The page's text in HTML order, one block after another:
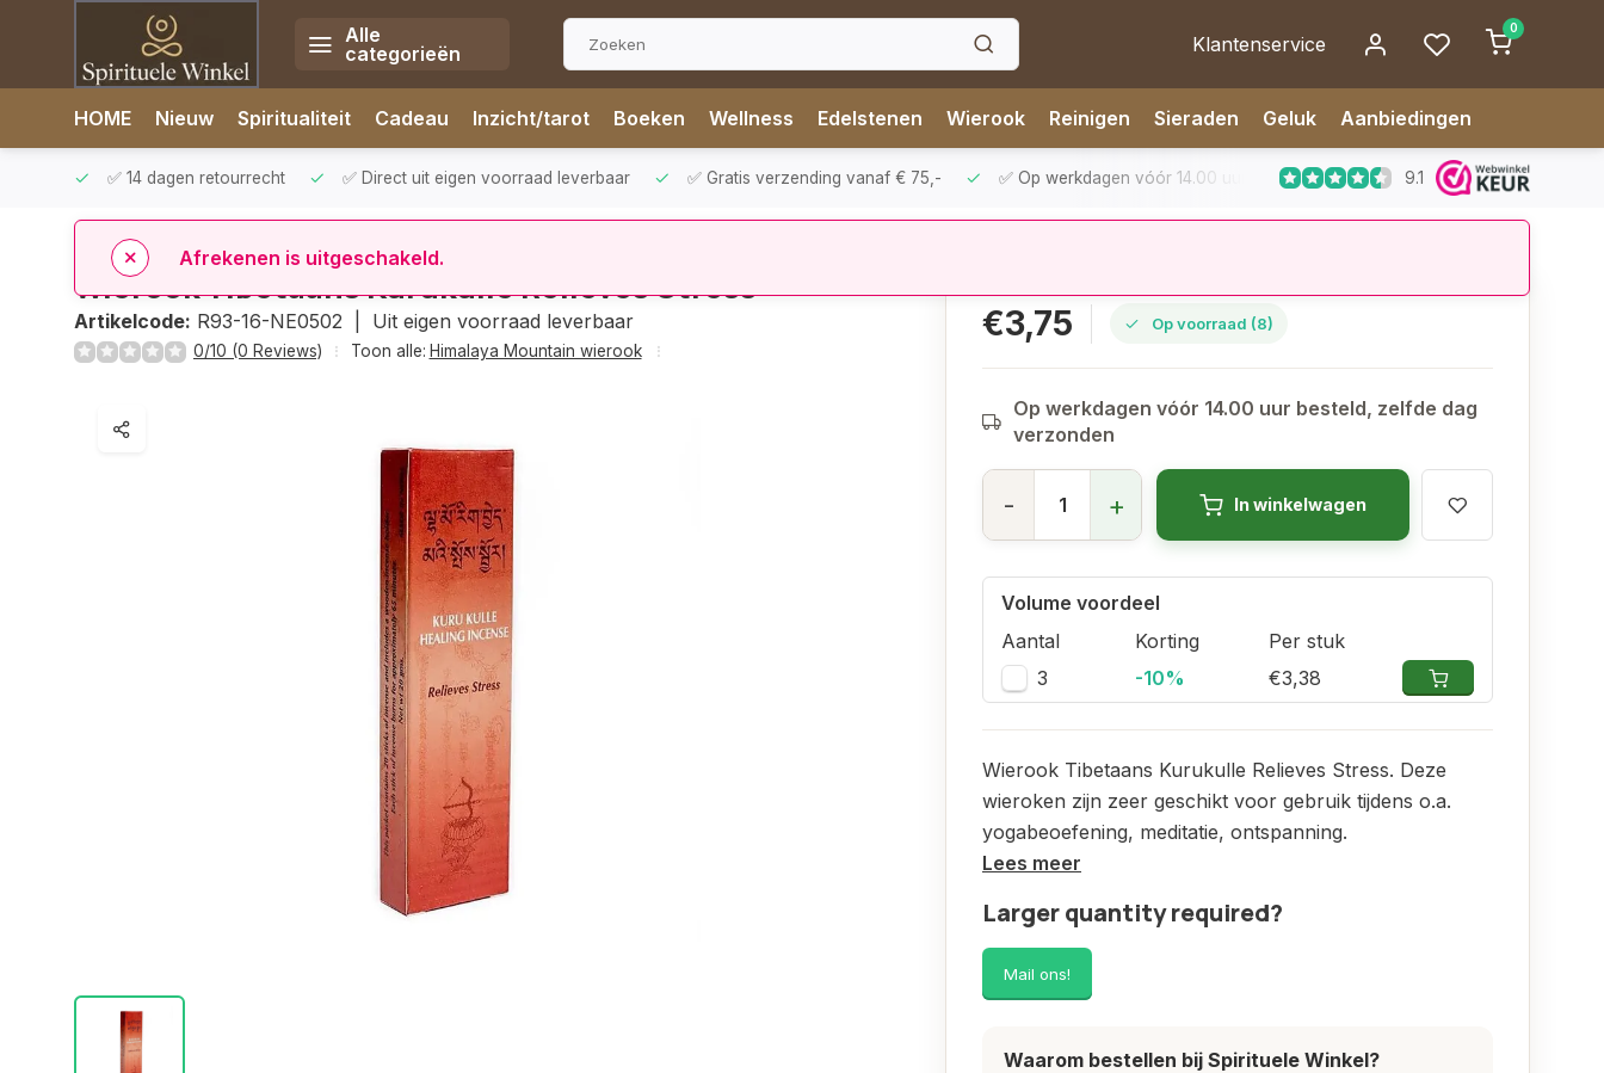
Alle
categorieën
Klantenservice
0
HOME Nieuw Spiritualiteit Cadeau Inzicht/tarot Boeken Wellness Edelstenen Wierook Reinigen Sieraden Geluk Aanbiedingen
✅ 14 dagen retourrecht ✅ Direct uit eigen voorraad leverbaar ✅ Gratis verzending vanaf € 75,- ✅ Op werkdagen vóór 14.00 uur besteld, zelfde dag verzonden
9.1
Wierook Tibetaans Kurukulle Relieves Stress
Artikelcode: R93-16-NE0502 | Uit eigen voorraad leverbaar
0/10 (0 Reviews) Toon alle: Himalaya Mountain wierook
€3,75 Op voorraad (8)
Op werkdagen vóór 14.00 uur besteld, zelfde dag
verzonden
- + In winkelwagen
Volume voordeel
Aantal
Korting
Per stuk
3
-10% €3,38
Wierook Tibetaans Kurukulle Relieves Stress. Deze
wieroken zijn zeer geschikt voor gebruik tijdens o.a.
yogabeoefening, meditatie, ontspanning.
Lees meer
Larger quantity required?
Mail ons!
Waarom bestellen bij Spirituele Winkel?